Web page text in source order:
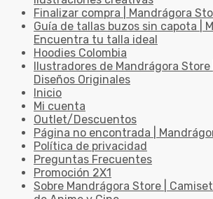
Finalizar compra | Mandrágora
Guía de tallas buzos sin capota |
Encuentra tu talla ideal
Hoodies Colombia
Ilustradores de Mandrágora
Diseños Originales
Inicio
Mi cuenta
Outlet/Descuentos
Página no encontrada |
Política de privacidad
Preguntas Frecuentes
Promoción 2X1
Sobre Mandrágora Store |